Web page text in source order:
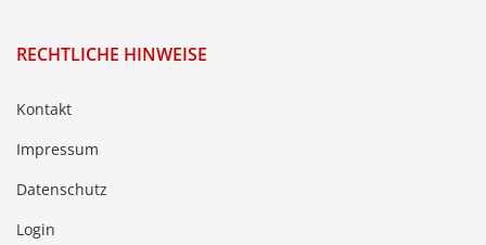
RECHTLICHE HINWEISE
Kontakt
Impressum
Datenschutz
Login